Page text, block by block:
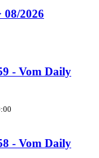
08/2026
- Vom Daily
- Vom Daily